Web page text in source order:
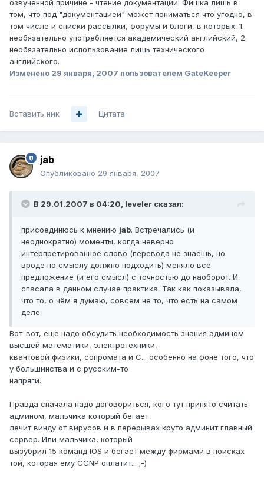
озвученной причине - чтение документации. Фишка лишь в
том, что под "документацией" может пониматься что угодно, в
том числе и списки рассылки, форумы и блоги, в которых: 1.
необязательно употребляется академический английский, 2.
необязательно использование лишь технического
английского.
Изменено 29 января, 2007 пользователем GateKeeper
Вставить ник Цитата
jab
Опубликовано 29 января, 2007
В 29.01.2007 в 04:20, leveler сказал:
присоединюсь к мнению jab. Встречались (и
неоднократно) моменты, когда неверно
интерпретированное слово (перевода не знаешь, но
вроде по смыслу должно подходить) меняло всё
предложение (и его смысл) с точностью до наоборот. И
спасала в данном случае практика. Так как показывала,
что то, о чём я думаю, совсем не то, что есть на самом
деле.
Вот-вот, еще надо обсудить необходимость знания админом
высшей математики, электротехники,
квантовой физики, сопромата и С... особенно на фоне того, что
у большинства и с русским-то
напряги.
Правда сначала надо договориться, кого тут принято считать
админом, мальчика который бегает
лечит винду от вирусов и в перерывах круто админит главный
сервер. Или мальчика, который
вызубрил 15 команд IOS и бегает между фирмами в поисках
той, которая ему CCNP оплатит... ;-)